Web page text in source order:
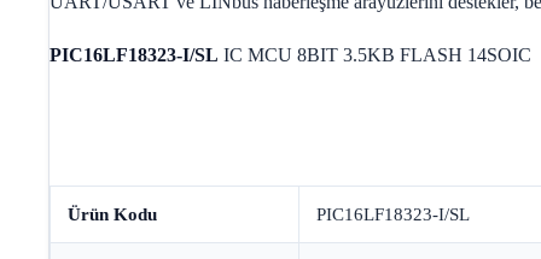
PIC16LF18323-I/SL IC MCU 8BIT 3.5KB FLASH 14SOIC
Ürün Kodu PIC16LF18323-I/SL